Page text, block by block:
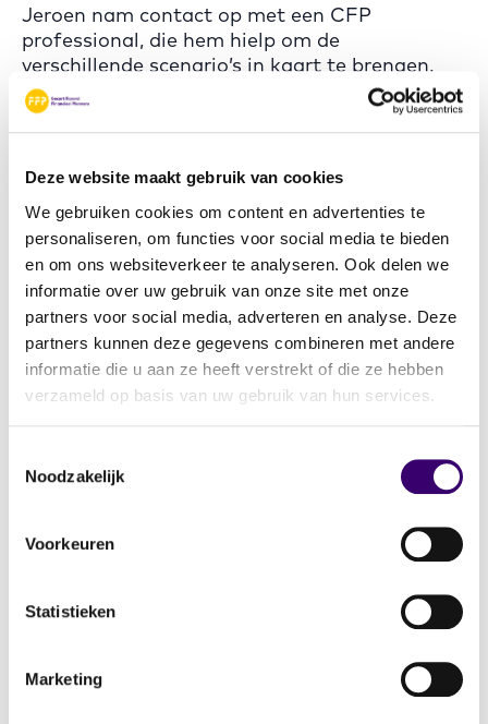
Deze website maakt gebruik van cookies
We gebruiken cookies om content en advertenties te
personaliseren, om functies voor social media te bieden
en om ons websiteverkeer te analyseren. Ook delen we
informatie over uw gebruik van onze site met onze
partners voor social media, adverteren en analyse. Deze
partners kunnen deze gegevens combineren met andere
informatie die u aan ze heeft verstrekt of die ze hebben
verzameld op basis van uw gebruik van hun services.
Noodzakelijk
Voorkeuren
Statistieken
Marketing
Jeroen nam contact op met een CFP
professional, die hem hielp om de
verschillende scenario’s in kaart te brengen.
niet alleen naar de financiering, maar ook naar
belastingvoordelen, risicobeheer en zelfs naar
mijn bedrijfsopvolging op de lange termijn.”
Samen bespraken ze de voordelen en nadelen
van aankoop via de BV of privé, het benutten
van fiscale regelingen en de impact op zijn
liquiditeit. Daarnaast keek de planner naar
hoe deze investering zou passen binnen
Jeroens bredere financiële strategie.
“Ik dacht alleen aan wat fiscaal het gunstigste
zou zijn, maar mijn planner liet me zien hoe ik
deze investering strategisch kon inzetten om
zowel mijn bedrijf als mijn privévermogen te
strategisch investeringsplan